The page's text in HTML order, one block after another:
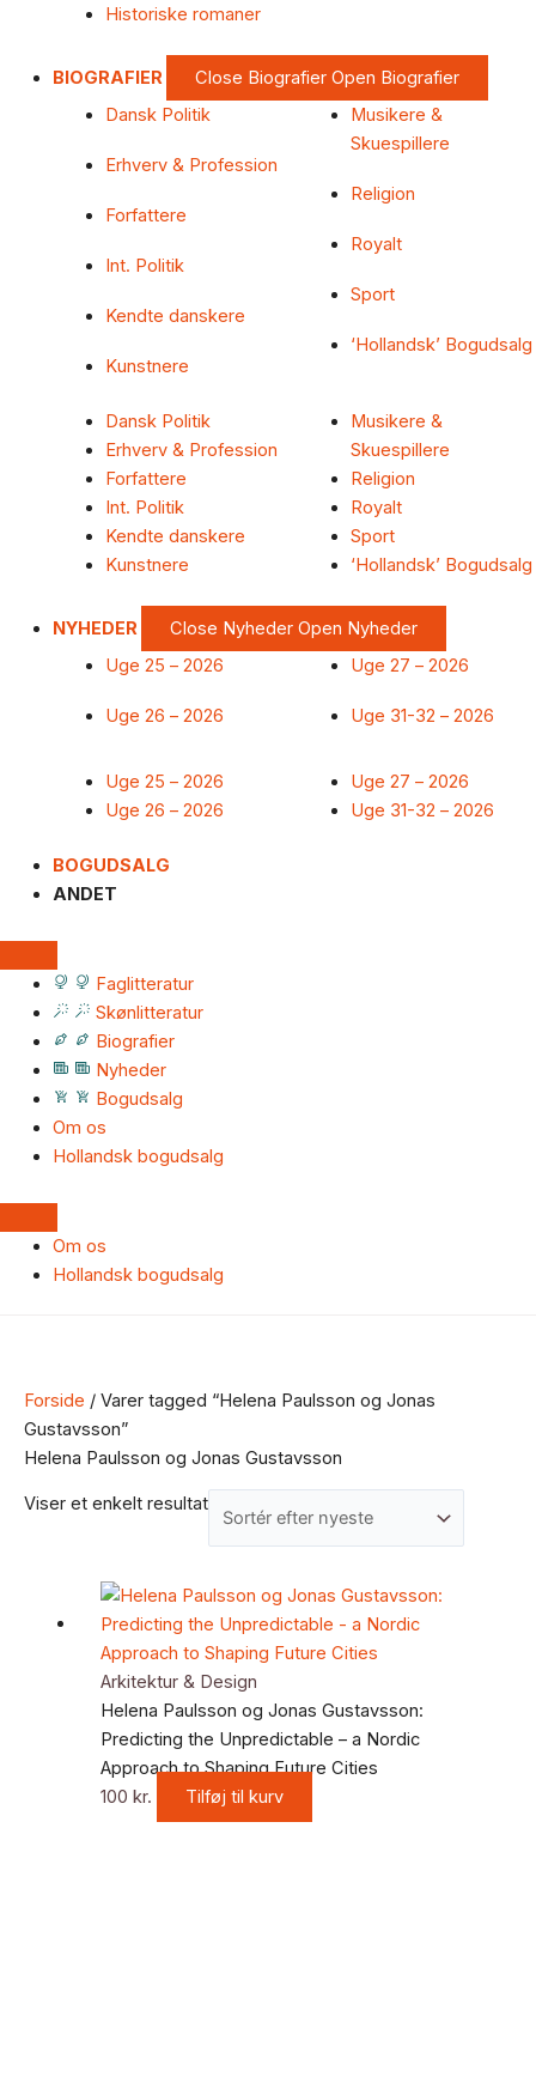
Historiske romaner
BIOGRAFIER Close Biografier Open Biografier
Dansk Politik
Erhverv & Profession
Forfattere
Int. Politik
Kendte danskere
Kunstnere
Musikere &
Skuespillere
Religion
Royalt
Sport
‘Hollandsk’ Bogudsalg
Dansk Politik
Erhverv & Profession
Forfattere
Int. Politik
Kendte danskere
Kunstnere
Musikere &
Skuespillere
Religion
Royalt
Sport
‘Hollandsk’ Bogudsalg
NYHEDER Close Nyheder Open Nyheder
Uge 25 – 2026
Uge 26 – 2026
Uge 27 – 2026
Uge 31-32 – 2026
Uge 25 – 2026
Uge 26 – 2026
Uge 27 – 2026
Uge 31-32 – 2026
BOGUDSALG
ANDET
Faglitteratur
Skønlitteratur
Biografier
Nyheder
Bogudsalg
Om os
Hollandsk bogudsalg
Om os
Hollandsk bogudsalg
Forside / Varer tagged “Helena Paulsson og Jonas
Gustavsson”
Helena Paulsson og Jonas Gustavsson
Viser et enkelt resultat
Arkitektur & Design
Helena Paulsson og Jonas Gustavsson:
Predicting the Unpredictable – a Nordic
Approach to Shaping Future Cities
100 kr. Tilføj til kurv